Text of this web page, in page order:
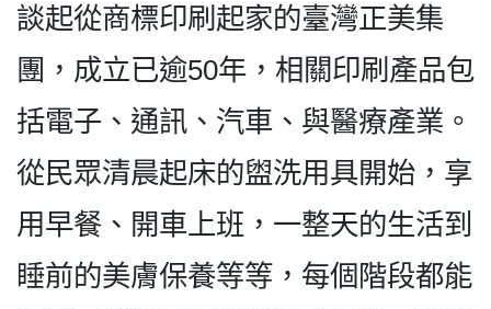
談起從商標印刷起家的臺灣正美集
團，成立已逾50年，相關印刷產品包
括電子、通訊、汽車、與醫療產業。
從民眾清晨起床的盥洗用具開始，享
用早餐、開車上班，一整天的生活到
睡前的美膚保養等等，每個階段都能